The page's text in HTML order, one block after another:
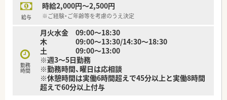
【職場環境と雰囲気】
■スタッフ同士のコミュニケーションが活発で、年齢や経験に関
す。
■高い目標を持つ前向きなスタッフが多く在籍しており、お互い
に切磋琢磨しながらスキルアップを目指せる活気ある職場で
す。
■薬剤師会への加入など教育制度が充実しているため、常に新し
い知識を吸収しながら専門性を高めていくことができる環境で
す。
給与
時給2,000円～2,500円
※ご経験・ご年齢等を考慮のうえ決定
勤務
時間
月火水金 09:00～18:30
木 09:00～13:30/14:30～18:30
土 09:00～13:00
※週3～5日勤務
※勤務時間、曜日は応相談
※休憩時間は実働6時間超えで45分以上と実働8時間
超えで60分以上付与